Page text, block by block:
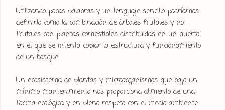
Utilizando pocas palabras y un lenguaje sencillo podríamos
definirlo como la combinación de árboles frutales y no
frutales con plantas comestibles distribuidas en un huerto
en el que se intenta copiar la estructura y funcionamiento
de un bosque.
Un ecosistema de plantas y microorganismos que bajo un
mínimo mantenimiento nos proporciona alimento de una
forma ecológica y en pleno respeto con el medio ambiente.